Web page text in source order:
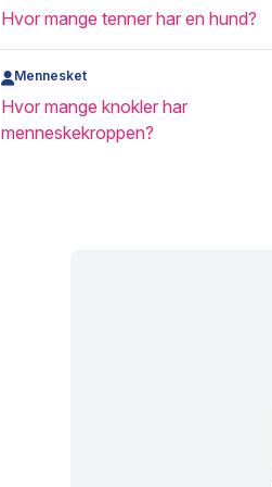
Hvor mange tenner har en hund?
Mennesket
Hvor mange knokler har
menneskekroppen?